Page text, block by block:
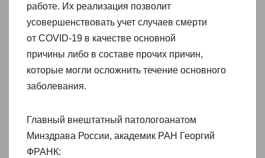
работе. Их реализация позволит
усовершенствовать учет случаев смерти
от COVID-19 в качестве основной
причины либо в составе прочих причин,
которые могли осложнить течение основного
заболевания.
Главный внештатный патологоанатом
Минздрава России, академик РАН Георгий
ФРАНК: